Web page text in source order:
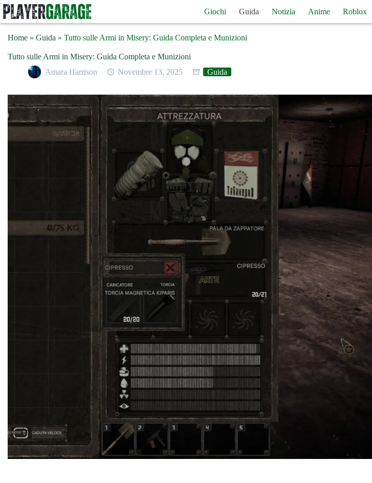
Salta
al
contenuto
Giochi Guida Notizia Anime Roblox
Home » Guida » Tutto sulle Armi in Misery: Guida Completa e Munizioni
Tutto sulle Armi in Misery: Guida Completa e Munizioni
Amara Harrison
Novembre 13, 2025 Guida